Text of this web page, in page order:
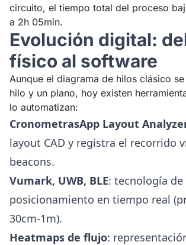
circuito, el tiempo total del proceso
a 2h 05min.
Evolución digital:
físico al software
Aunque el diagrama de hilos clásico
hilo y un plano, hoy existen
lo automatizan:
CronometrasApp Layout
layout CAD y registra el recorrido
beacons.
Vumark, UWB, BLE: tecnología de
posicionamiento en tiempo real
30cm-1m).
Heatmaps de flujo: